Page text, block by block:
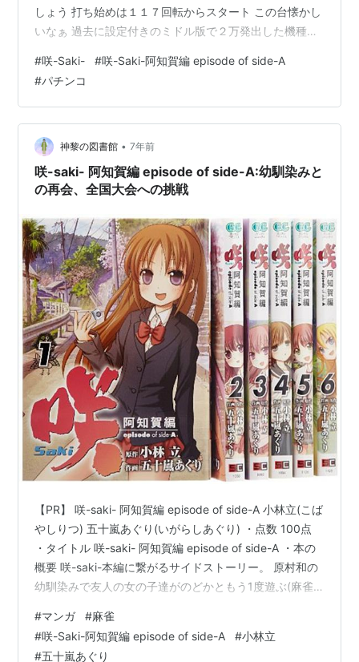
しょう 打ち始めは１１７回転からスタート この台懐かし
いなぁ 過去に設定付きのミドル版で２万発出した機種の
な感じでちょっとウキウキで打ち始めたのですが、、、
全く回らん。 どのくらい回らないかというと、最初の２
５０玉で４回転しか回らなかったです。 ちょっと周りそ
うな場所を探してみたのですが、１０００発投資の時点
で４７回転 １１.７５回転/２５０玉と過去最低の悪さで
す 正直打たなきゃよかっ…
#咲-Saki- #咲-Saki-阿知賀編 episode of side-A
#パチンコ
神黎の図書館 • 7年前
咲-saki- 阿知賀編 episode of side-A:幼馴染みと
の再会、全国大会への挑戦
【PR】 咲-saki- 阿知賀編 episode of side-A 小林立(こば
やしりつ) 五十嵐あぐり(いがらしあぐり) ・点数 100点
・タイトル 咲-saki- 阿知賀編 episode of side-A ・本の
概要 咲-saki-本編に繋がるサイドストーリー。 原村和の
幼馴染みで友人の女の子達がのどかともう1度遊ぶ(麻雀
かって突っ走るストーリーです。 まあ…一言で言えば、
可愛い女の子達による能力麻雀です。 ・著者情報 小林立
#マンガ #麻雀
#咲-Saki-阿知賀編 episode of side-A #小林立
#五十嵐あぐり